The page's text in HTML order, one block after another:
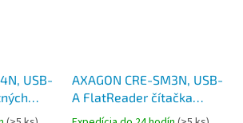
USB-
AXAGON CRE-SM3N, USB-
A FlatReader čítačka
kontaktných kariet Smart